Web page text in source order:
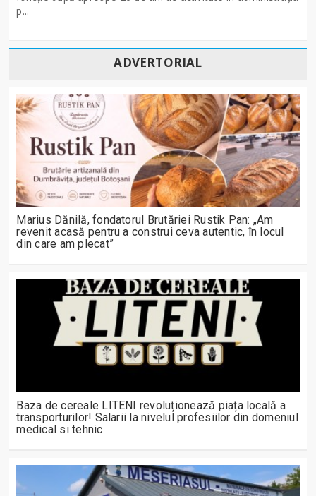
p...
ADVERTORIAL
Marius Dănilă, fondatorul Brutăriei Rustik Pan: „Am
revenit acasă pentru a construi ceva autentic, în locul
din care am plecat”
Baza de cereale LITENI revoluționează piața locală a
transporturilor! Salarii la nivelul profesiilor din domeniul
medical si tehnic